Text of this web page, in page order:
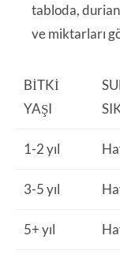
tabloda, durian
ve miktarları
BITKI
YAŞI
1-2 yıl
3-5 yıl
5+ yıl